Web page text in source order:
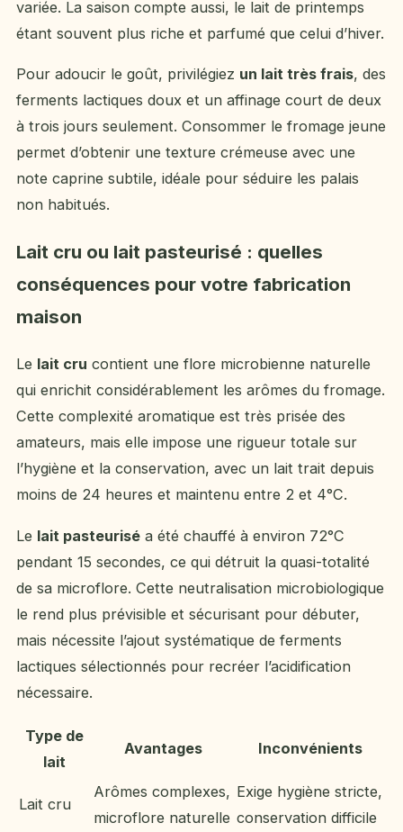
variée. La saison compte aussi, le lait de printemps
étant souvent plus riche et parfumé que celui d’hiver.
Pour adoucir le goût, privilégiez un lait très frais, des
ferments lactiques doux et un affinage court de deux
à trois jours seulement. Consommer le fromage jeune
permet d’obtenir une texture crémeuse avec une
note caprine subtile, idéale pour séduire les palais
non habitués.
Lait cru ou lait pasteurisé : quelles
conséquences pour votre fabrication
maison
Le lait cru contient une flore microbienne naturelle
qui enrichit considérablement les arômes du fromage.
Cette complexité aromatique est très prisée des
amateurs, mais elle impose une rigueur totale sur
l’hygiène et la conservation, avec un lait trait depuis
moins de 24 heures et maintenu entre 2 et 4°C.
Le lait pasteurisé a été chauffé à environ 72°C
pendant 15 secondes, ce qui détruit la quasi-totalité
de sa microflore. Cette neutralisation microbiologique
le rend plus prévisible et sécurisant pour débuter,
mais nécessite l’ajout systématique de ferments
lactiques sélectionnés pour recréer l’acidification
nécessaire.
Type de
lait
Avantages Inconvénients
Lait cru
Arômes complexes,
microflore naturelle
Exige hygiène stricte,
conservation difficile